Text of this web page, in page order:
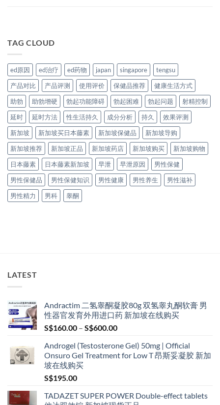
TAG CLOUD
ed原因 ed治疗 ed药物 japan singapore
tengsu
产品对比
产品评测 使用评价 保健品推荐
健康生活方式
助勃
助勃增硬 勃起功能障碍 勃起困难 勃起问题
射精控制
延时
延时方法 性生活持久 成分分析 持久
效果评测
新加坡
新加坡买日本藤素 新加坡保健品
新加坡导购
新加坡推荐
新加坡正品 新加坡药店 新加坡购买
新加坡购物
日本藤素
日本藤素新加坡 早泄 早泄原因
男性保健
男性保健品
男性保健知识 男性健康 男性养生
男性滋补
男性精力
男科 睾酮
LATEST
Andractim 二氢睾酮凝胶80g 双氢睾丸酮软膏 男
性器官发育外用进口药 新加坡在线购买
S$160.00 – S$600.00Price
S$160.00
through
Androgel (Testosterone Gel) 50mg | Official
Onsuro Gel Treatment for Low T 昂斯妥凝胶 新加
坡在线购买
S$195.00
TADAZET SUPER POWER Double-effect tablets